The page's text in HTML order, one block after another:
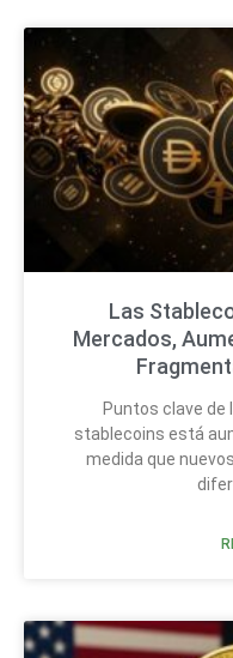
Las
Mercados,
Puntos clave de
stablecoins está
medida que